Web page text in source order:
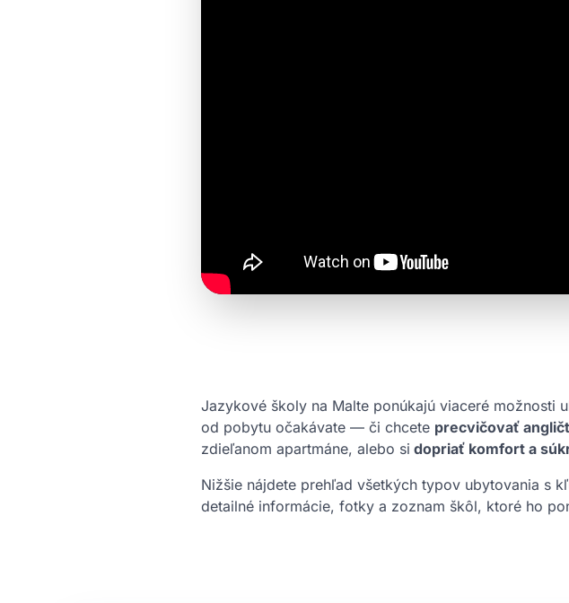
Jazykové školy na Malte ponúkajú viaceré možnosti
od pobytu očakávate — či chcete precvičovať
zdieľanom apartmáne, alebo si dopriať komfort a
Nižšie nájdete prehľad všetkých typov ubytovania s
detailné informácie, fotky a zoznam škôl, ktoré ho